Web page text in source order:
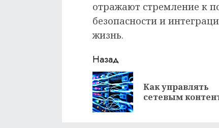
отражают стремление к
безопасности и
жизнь.
Продолжить
чтение
Назад
Как управлять
сетевым